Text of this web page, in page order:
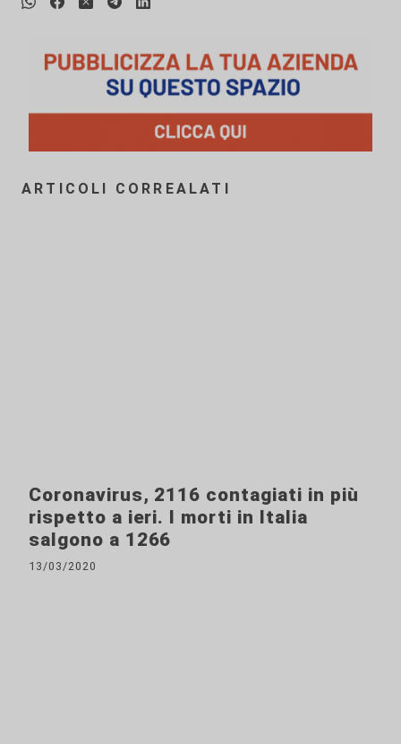
ARTICOLI CORREALATI
Coronavirus, 2116 contagiati in più
rispetto a ieri. I morti in Italia
salgono a 1266
13/03/2020